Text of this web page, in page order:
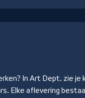
In Art Dept. zie
Elke aflevering